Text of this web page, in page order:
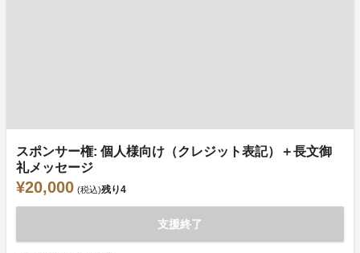
スポンサー権: 個人様向け（クレジット表記）＋長文御
礼メッセージ
¥20,000 (税込)残り4
支援終了